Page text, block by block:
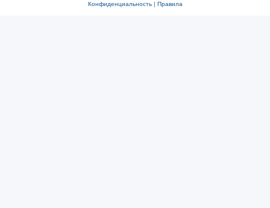
Конфиденциальность| Правила